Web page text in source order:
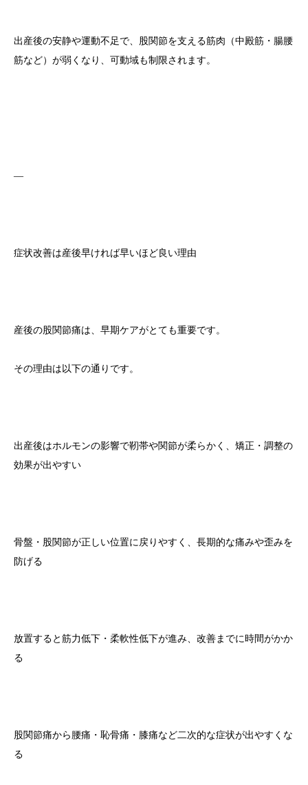
出産後の安静や運動不足で、股関節を支える筋肉（中殿筋・腸腰
筋など）が弱くなり、可動域も制限されます。
—
症状改善は産後早ければ早いほど良い理由
産後の股関節痛は、早期ケアがとても重要です。
その理由は以下の通りです。
出産後はホルモンの影響で靭帯や関節が柔らかく、矯正・調整の
効果が出やすい
骨盤・股関節が正しい位置に戻りやすく、長期的な痛みや歪みを
防げる
放置すると筋力低下・柔軟性低下が進み、改善までに時間がかか
る
股関節痛から腰痛・恥骨痛・膝痛など二次的な症状が出やすくな
る